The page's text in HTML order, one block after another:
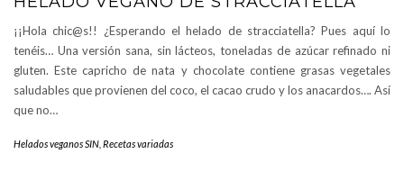
¡¡Hola chic@s!! ¿Esperando el helado de stracciatella? Pues aquí lo
tenéis… Una versión sana, sin lácteos, toneladas de azúcar refinado ni
gluten. Este capricho de nata y chocolate contiene grasas vegetales
saludables que provienen del coco, el cacao crudo y los anacardos…. Así
que no…
Helados veganos SIN Recetas variadas